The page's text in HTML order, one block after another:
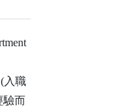
入職
驗而